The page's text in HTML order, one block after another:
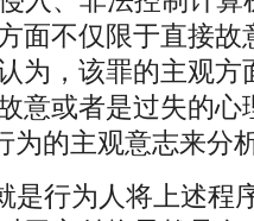
面不仅限于直接故
为，该罪的主观方
意或者是过失的心
为的主观意志来分
是行为人将上述程